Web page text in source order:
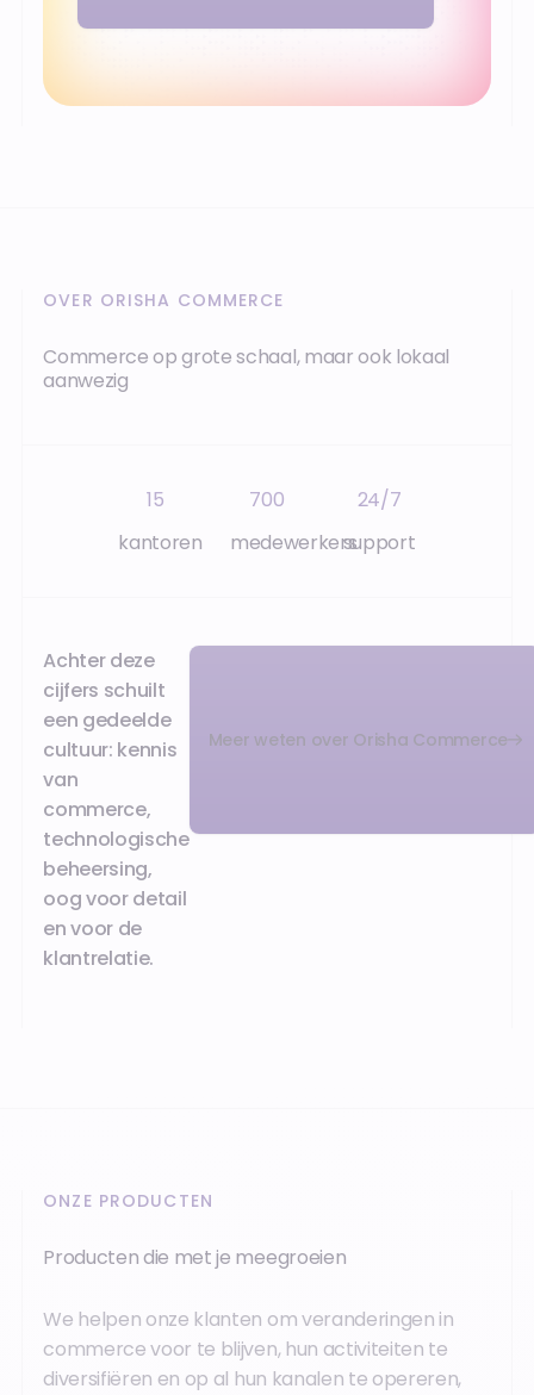
OVER ORISHA COMMERCE
Commerce op grote schaal, maar ook lokaal
aanwezig
15
kantoren
700
medewerkers
24/7
support
Achter deze
cijfers schuilt
een gedeelde
cultuur: kennis
van
commerce,
technologische
beheersing,
oog voor detail
en voor de
klantrelatie.
Meer weten over Orisha Commerce
ONZE PRODUCTEN
Producten die met je meegroeien
We helpen onze klanten om veranderingen in
commerce voor te blijven, hun activiteiten te
diversifiëren en op al hun kanalen te opereren,